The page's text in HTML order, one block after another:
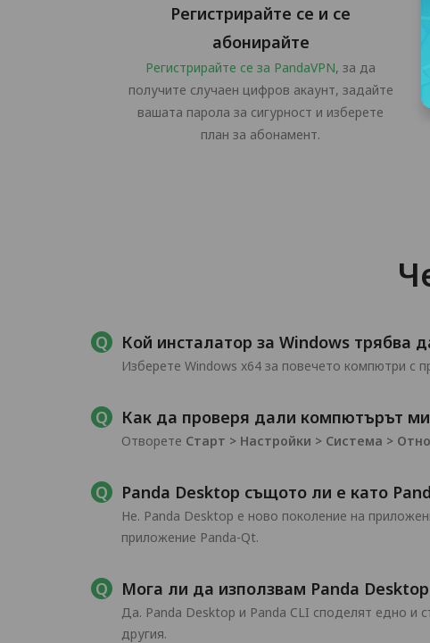
Регистрирайте се и се
абонирайте
Регистрирайте се за PandaVPN, за да
получите случаен цифров акаунт, задайте
вашата парола за сигурност и изберете
план за абонамент.
Кой инсталатор за Windows трябва
Изберете Windows x64 за повечето компютри с
Как да проверя дали компютърът ми
Отворете Старт > Настройки > Система >
Panda Desktop същото ли е като
Не. Panda Desktop е ново поколение на
приложение Panda-Qt.
Мога ли да използвам Panda
Да. Panda Desktop и Panda CLI споделят едно и
другия.